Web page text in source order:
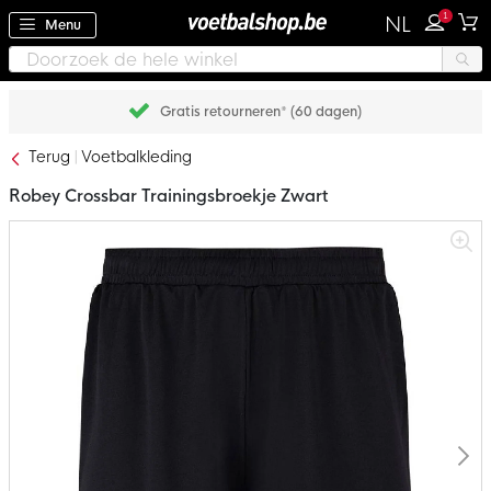
Menu NL 1
Gratis retourneren* (60 dagen)
Terug Voetbalkleding
afbeeldingen-
Robey Crossbar Trainingsbroekje Zwart